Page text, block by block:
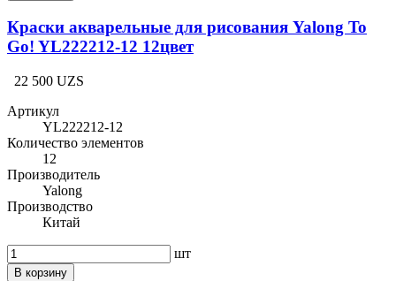
Краски акварельные для рисования Yalong To
Go! YL222212-12 12цвет
22 500 UZS
Артикул
YL222212-12
Количество элементов
12
Производитель
Yalong
Производство
Китай
шт
В корзину